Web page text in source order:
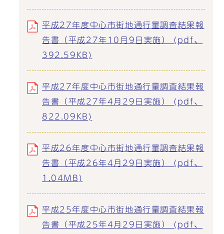
平成27年度中心市街地通行量調査結果報
告書（平成27年10月9日実施） (pdf、
392.59KB)
平成27年度中心市街地通行量調査結果報
告書（平成27年4月29日実施） (pdf、
822.09KB)
平成26年度中心市街地通行量調査結果報
告書（平成26年4月29日実施） (pdf、
1.04MB)
平成25年度中心市街地通行量調査結果報
告書（平成25年4月29日実施） (pdf、